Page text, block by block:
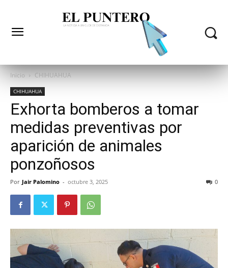
Inicio CHIHUAHUA
CHIHUAHUA
Exhorta bomberos a tomar
medidas preventivas por
aparición de animales
ponzoñosos
Por Jair Palomino - octubre 3, 2025 0